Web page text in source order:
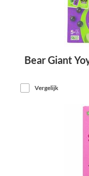
Bear Giant
Vergelijk